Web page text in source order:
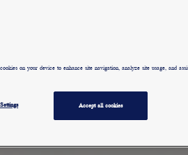
on your device to enhance site navigation, analyze site usage, and
Accept all cookies